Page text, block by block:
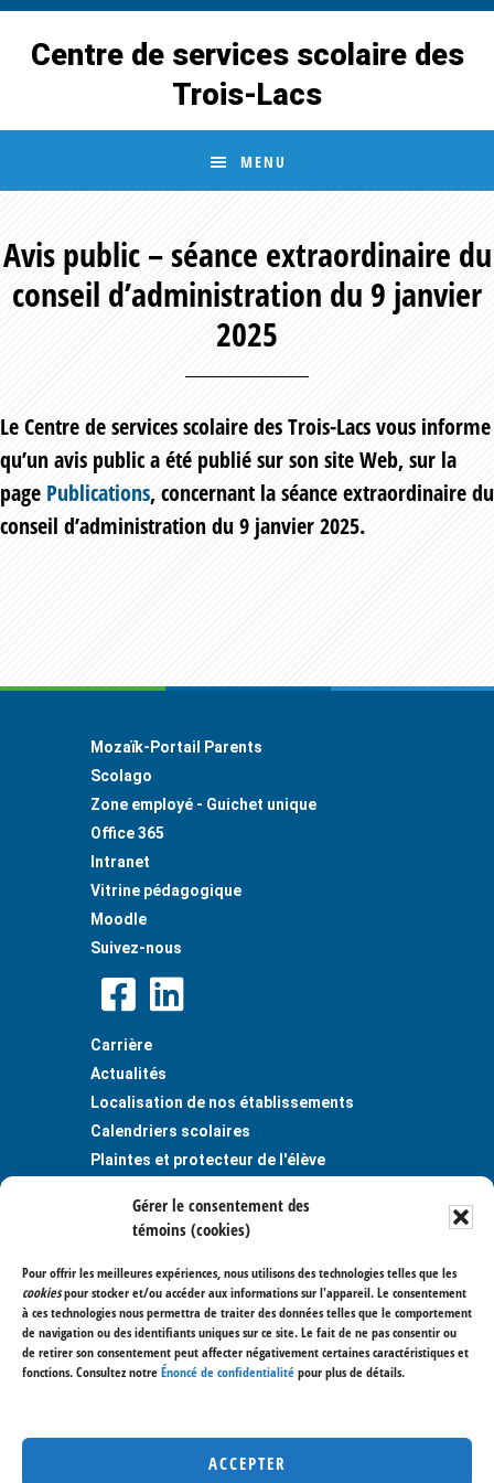
Gérer le consentement des
témoins (cookies)
Pour offrir les meilleures expériences, nous utilisons des technologies telles que les
cookiespour stocker et/ou accéder aux informations sur l'appareil. Le consentement
à ces technologies nous permettra de traiter des données telles que le comportement
de navigation ou des identifiants uniques sur ce site. Le fait de ne pas consentir ou
de retirer son consentement peut affecter négativement certaines caractéristiques et
fonctions. Consultez notreÉnoncé de confidentialitépour plus de détails.
ACCEPTER
Skip
Skip
Centre de services scolaire des
Trois-Lacs
MENU
Avis public – séance extraordinaire du
conseil d’administration du 9 janvier
2025
Le Centre de services scolaire des Trois-Lacs vous informe
qu’un avis public a été publié sur son site Web, sur la
page Publications, concernant la séance extraordinaire du
conseil d’administration du 9 janvier 2025.
Footer
Mozaïk-Portail Parents
Scolago
Zone employé - Guichet unique
Office 365
Intranet
Vitrine pédagogique
Moodle
Suivez-nous
Carrière
Actualités
Localisation de nos établissements
Calendriers scolaires
Plaintes et protecteur de l'élève
Règlements et politiques
Centre de services scolaire des
Trois-Lacs
400, avenue Saint-Charles
Vaudreuil-Dorion (Québec) J7V 6B1